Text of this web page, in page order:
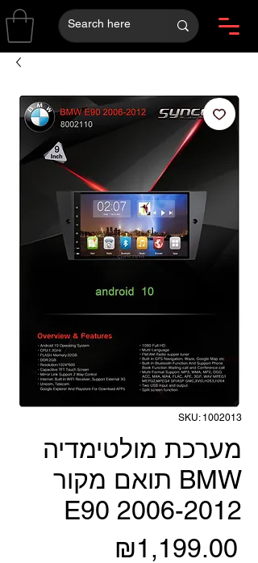
SKU: 1002013
מערכת מולטימדיה
תואם מקור BMW
E90 2006-2012
₪1,199.00